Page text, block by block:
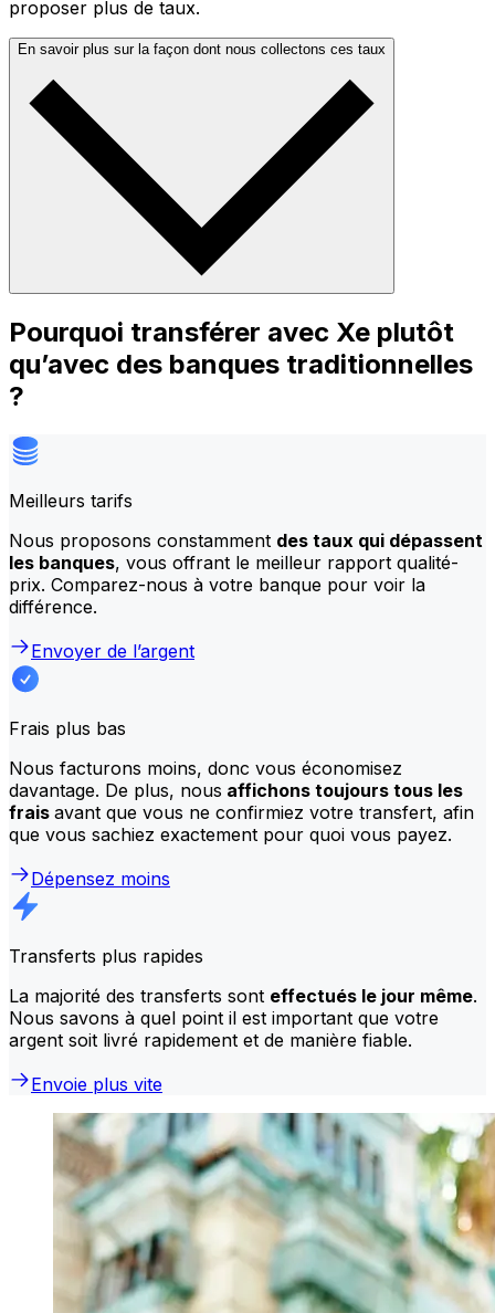
proposer plus de taux.
En savoir plus sur la façon dont nous collectons ces taux
Pourquoi transférer avec Xe plutôt
qu’avec des banques traditionnelles
?
Meilleurs tarifs
Nous proposons constamment des taux qui dépassent
les banques, vous offrant le meilleur rapport qualité-
prix. Comparez-nous à votre banque pour voir la
différence.
Envoyer de l’argent
Frais plus bas
Nous facturons moins, donc vous économisez
davantage. De plus, nous affichons toujours tous les
frais avant que vous ne confirmiez votre transfert, afin
que vous sachiez exactement pour quoi vous payez.
Dépensez moins
Transferts plus rapides
La majorité des transferts sont effectués le jour même.
Nous savons à quel point il est important que votre
argent soit livré rapidement et de manière fiable.
Envoie plus vite